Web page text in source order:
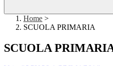
Home >
SCUOLA PRIMARIA
SCUOLA